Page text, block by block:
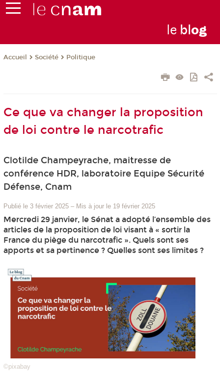
le blog
Accueil Société Politique
Ce que va changer la proposition
de loi contre le narcotrafic
Clotilde Champeyrache, maitresse de
conférence HDR, laboratoire Equipe Sécurité
Défense, Cnam
Publié le 3 février 2025 – Mis à jour le 19 février 2025
Mercredi 29 janvier, le Sénat a adopté l’ensemble des
articles de la proposition de loi visant à « sortir la
France du piège du narcotrafic ». Quels sont ses
apports et sa pertinence ? Quelles sont ses limites ?
©pixabay